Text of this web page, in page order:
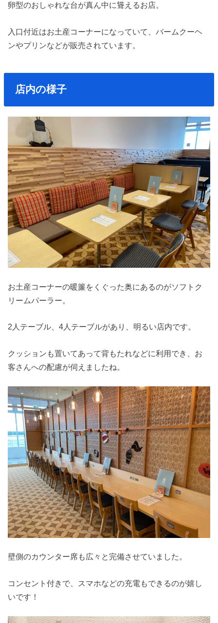
卵型のおしゃれな台が真ん中に聳えるお店。
入口付近はお土産コーナーになっていて、バームクーヘ
ンやプリンなどが販売されています。
店内の様子
お土産コーナーの暖簾をくぐった奥にあるのがソフトク
リームパーラー。
2人テーブル、4人テーブルがあり、明るい店内です。
クッションも置いてあって背もたれなどに利用でき、お
客さんへの配慮が伺えましたね。
壁側のカウンター席も広々と完備させていました。
コンセント付きで、スマホなどの充電もできるのが嬉し
いです！